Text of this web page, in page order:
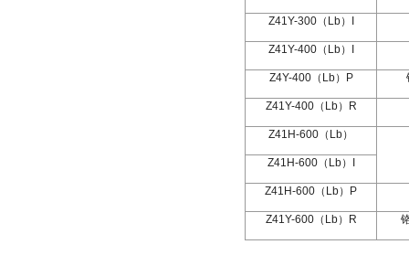
Z41Y-300（ Lb） I
Z41Y-400（ Lb） I
Z4Y-400（ Lb） P
Z41Y-400（ Lb） R
Z41H-600 （ Lb）
Z41H-600（ Lb） I
Z41H-600 （ Lb） P
Z41Y-600（ Lb） R